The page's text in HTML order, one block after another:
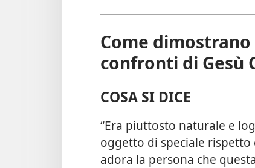
Come
confronti di Gesù
COSA SI DICE
“Era piuttosto naturale e
oggetto di speciale rispetto
adora la persona che